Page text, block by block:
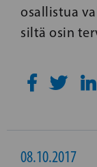
osallistua
siltä osin
08.10.2017